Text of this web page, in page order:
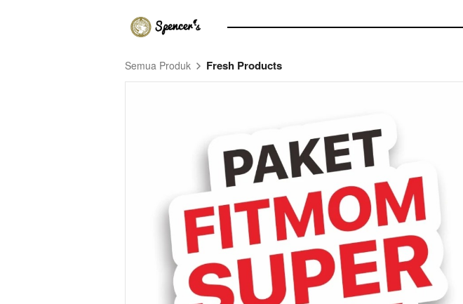
Semua Produk Fresh Products